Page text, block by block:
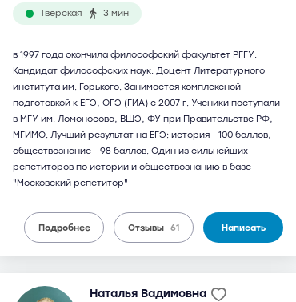
Тверская 3 мин
в 1997 года окончила философский факультет РГГУ.
Кандидат философских наук. Доцент Литературного
института им. Горького. Занимается комплексной
подготовкой к ЕГЭ, ОГЭ (ГИА) с 2007 г. Ученики поступали
в МГУ им. Ломоносова, ВШЭ, ФУ при Правительстве РФ,
МГИМО. Лучший результат на ЕГЭ: история - 100 баллов,
обществознание - 98 баллов. Один из сильнейших
репетиторов по истории и обществознанию в базе
"Московский репетитор"
Подробнее Отзывы 61 Написать
Наталья Вадимовна